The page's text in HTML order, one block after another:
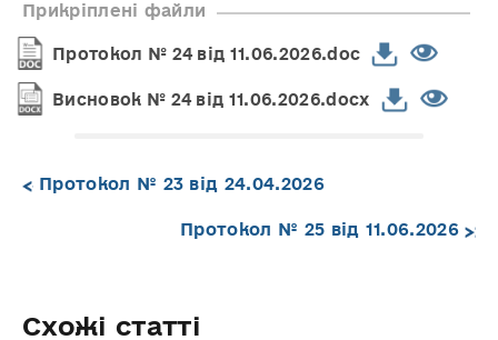
Прикріплені файли
Протокол № 24 від 11.06.2026.doc
Висновок № 24 від 11.06.2026.docx
Протокол № 23 від 24.04.2026
Протокол № 25 від 11.06.2026
Схожі статті